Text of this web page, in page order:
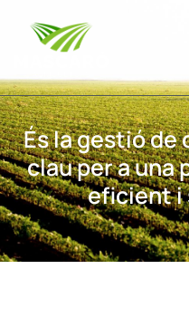
Vés al
contingut
És la gestió
clau per a una
eficient i